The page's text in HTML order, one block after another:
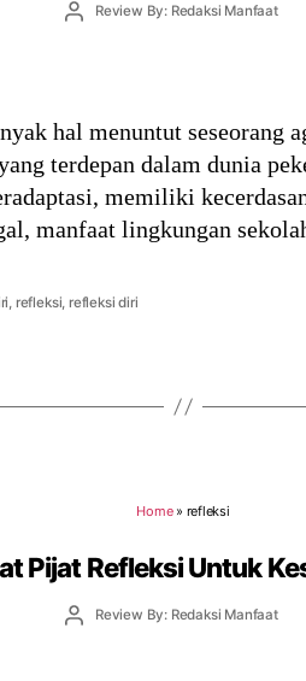
PostReview By: Redaksi Manfaat
hal menuntut seseorang
terdepan dalam dunia
memiliki
manfaat lingkungan
refleksi refleksi diri
Home» refleksi
Pijat Refleksi Untuk
PostReview By: Redaksi Manfaat